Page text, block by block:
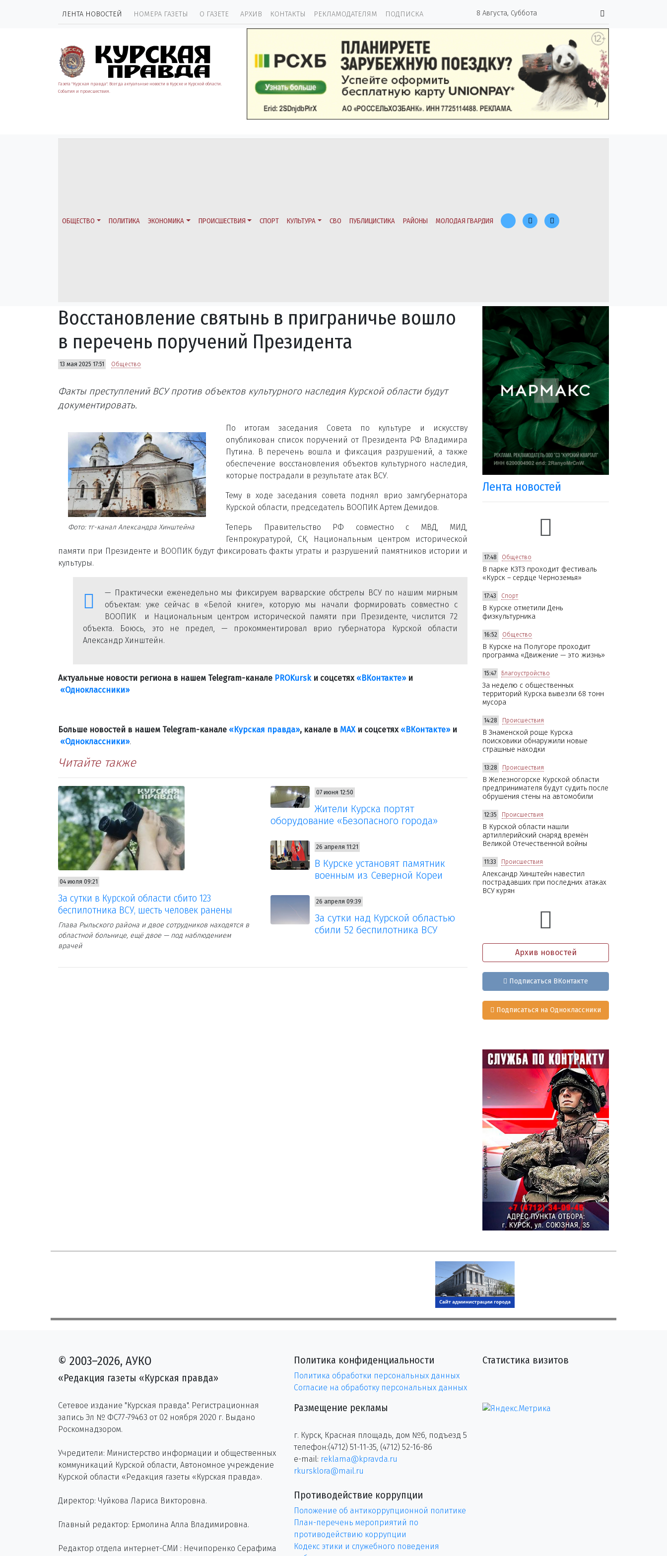
ЛЕНТА НОВОСТЕЙ НОМЕРА ГАЗЕТЫ О ГАЗЕТЕ АРХИВ КОНТАКТЫ РЕКЛАМОДАТЕЛЯМ ПОДПИСКА 8 Августа, Суббота
Газета "Курская правда". Всегда актуальные новости в Курске и Курской области.
События и происшествия.
ОБЩЕСТВО ПОЛИТИКА ЭКОНОМИКА ПРОИСШЕСТВИЯ СПОРТ КУЛЬТУРА СВО ПУБЛИЦИСТИКА РАЙОНЫ МОЛОДАЯ ГВАРДИЯ
Восстановление святынь в приграничье вошло
в перечень поручений Президента
13 мая 2025 17:51 Общество
Факты преступлений ВСУ против объектов культурного наследия Курской области будут
документировать.
Фото: тг-канал Александра Хинштейна
По итогам заседания Совета по культуре и искусству
опубликован список поручений от Президента РФ Владимира
Путина. В перечень вошла и фиксация разрушений, а также
обеспечение восстановления объектов культурного наследия,
которые пострадали в результате атак ВСУ.
Тему в ходе заседания совета поднял врио замгубернатора
Курской области, председатель ВООПИК Артем Демидов.
Теперь Правительство РФ совместно с МВД, МИД,
Генпрокуратурой, СК, Национальным центром исторической
памяти при Президенте и ВООПИК будут фиксировать факты утраты и разрушений памятников истории и
культуры.
— Практически еженедельно мы фиксируем варварские обстрелы ВСУ по нашим мирным
объектам: уже сейчас в «Белой книге», которую мы начали формировать совместно с
ВООПИК и Национальным центром исторической памяти при Президенте, числится 72
объекта. Боюсь, это не предел, — прокомментировал врио губернатора Курской области
Александр Хинштейн.
Актуальные новости региона в нашем Telegram-канале PROKurskи соцсетях «ВКонтакте»и
«Одноклассники»
Больше новостей в нашем Telegram-канале «Курская правда», канале в МАХ и соцсетях «ВКонтакте»и
«Одноклассники».
Читайте также
04 июля 09:21
За сутки в Курской области сбито 123
беспилотника ВСУ, шесть человек ранены
Глава Рыльского района и двое сотрудников находятся в
областной больнице, ещё двое — под наблюдением
врачей
07 июня 12:50
Жители Курска портят
оборудование «Безопасного города»
26 апреля 11:21
В Курске установят памятник
военным из Северной Кореи
26 апреля 09:39
За сутки над Курской областью
сбили 52 беспилотника ВСУ
Лента новостей
17:48 Общество
В парке КЗТЗ проходит фестиваль
«Курск – сердце Черноземья»
17:43 Спорт
В Курске отметили День
физкультурника
16:52 Общество
В Курске на Полугоре проходит
программа «Движение — это жизнь»
15:47 Благоустройство
За неделю с общественных
территорий Курска вывезли 68 тонн
мусора
14:28 Происшествия
В Знаменской роще Курска
поисковики обнаружили новые
страшные находки
13:28 Происшествия
В Железногорске Курской области
предпринимателя будут судить после
обрушения стены на автомобили
12:35 Происшествия
В Курской области нашли
артиллерийский снаряд времён
Великой Отечественной войны
11:33 Происшествия
Александр Хинштейн навестил
пострадавших при последних атаках
ВСУ курян
Архив новостей
Подписаться ВКонтакте
Подписаться на Одноклассники
© 2003–2026, АУКО
«Редакция газеты «Курская правда»
Сетевое издание "Курская правда". Регистрационная
запись Эл № ФС77-79463 от 02 ноября 2020 г. Выдано
Роскомнадзором.
Учредители: Министерство информации и общественных
коммуникаций Курской области, Автономное учреждение
Курской области «Редакция газеты «Курская правда».
Директор: Чуйкова Лариса Викторовна.
Главный редактор: Ермолина Алла Владимировна.
Редактор отдела интернет-СМИ : Нечипоренко Серафима
Политика конфиденциальности
Политика обработки персональных данных
Согласие на обработку персональных данных
Размещение рекламы
г. Курск, Красная площадь, дом №6, подъезд 5
телефон:(4712) 51-11-35, (4712) 52-16-86
e-mail: reklama@kpravda.ru
rkursklora@mail.ru
Противодействие коррупции
Положение об антикоррупционной политике
План-перечень мероприятий по
противодействию коррупции
Кодекс этики и служебного поведения
Статистика визитов